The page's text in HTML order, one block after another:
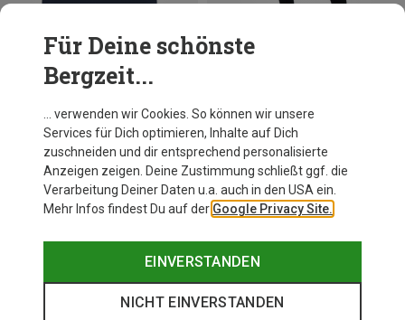
Damen Logo Cotton T-Shirt
Für Deine schönste
Bergzeit...
… verwenden wir Cookies. So können wir unsere
Services für Dich optimieren, Inhalte auf Dich
zuschneiden und dir entsprechend personalisierte
Anzeigen zeigen. Deine Zustimmung schließt ggf. die
Verarbeitung Deiner Daten u.a. auch in den USA ein.
Mehr Infos findest Du auf der Google Privacy Site.
EINVERSTANDEN
NICHT EINVERSTANDEN